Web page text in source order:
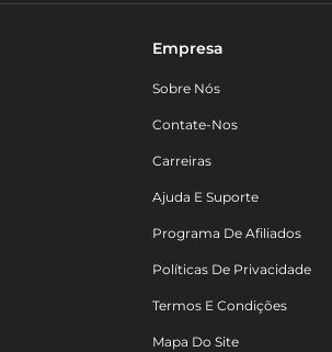
Empresa
Sobre Nós
Contate-Nos
Carreiras
Ajuda E Suporte
Programa De Afiliados
Políticas De Privacidade
Termos E Condições
Mapa Do Site